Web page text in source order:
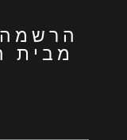
ת"א והמרכז בלשכת
מבית